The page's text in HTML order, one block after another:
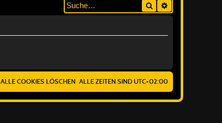
Suche
ALLE ZEITEN SIND UTC+02:00
ALLE COOKIES LÖSCHEN